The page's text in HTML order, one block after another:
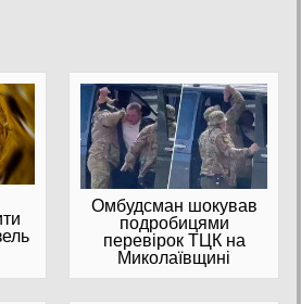
Омбудсман шокував
подробицями
перевірок ТЦК на
Миколаївщині